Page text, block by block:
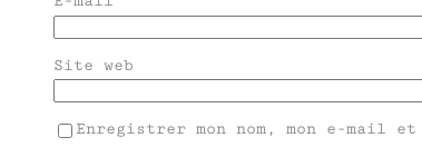
Site web
Enregistrer mon nom, mon e-mail